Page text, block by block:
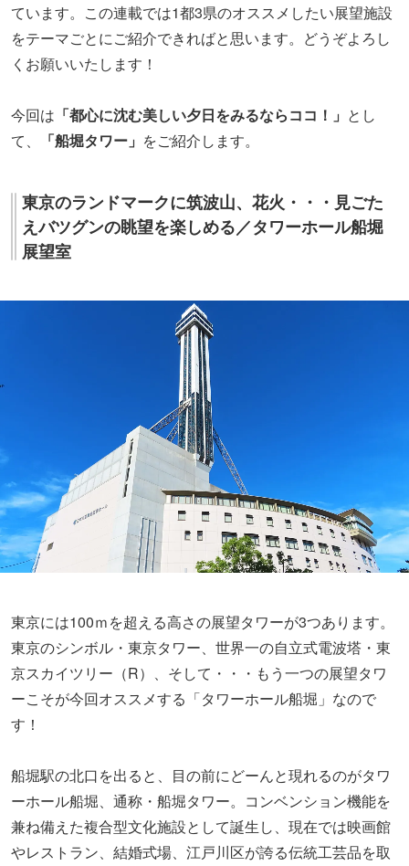
ています。この連載では1都3県のオススメしたい展望施設
をテーマごとにご紹介できればと思います。どうぞよろし
くお願いいたします！
今回は 「都心に沈む美しい夕日をみるならココ！」 とし
て、
「船堀タワー」 をご紹介します。
東京のランドマークに筑波山、花火・・・見ごた
えバツグンの眺望を楽しめる／タワーホール船堀
展望室
東京には100ｍを超える高さの展望タワーが3つあります。
東京のシンボル・東京タワー、世界一の自立式電波塔・東
京スカイツリー（R）、そして・・・もう一つの展望タワ
ーこそが今回オススメする「タワーホール船堀」なので
す！
船堀駅の北口を出ると、目の前にどーんと現れるのがタワ
ーホール船堀、通称・船堀タワー。コンベンション機能を
兼ね備えた複合型文化施設として誕生し、現在では映画館
やレストラン、結婚式場、江戸川区が誇る伝統工芸品を取